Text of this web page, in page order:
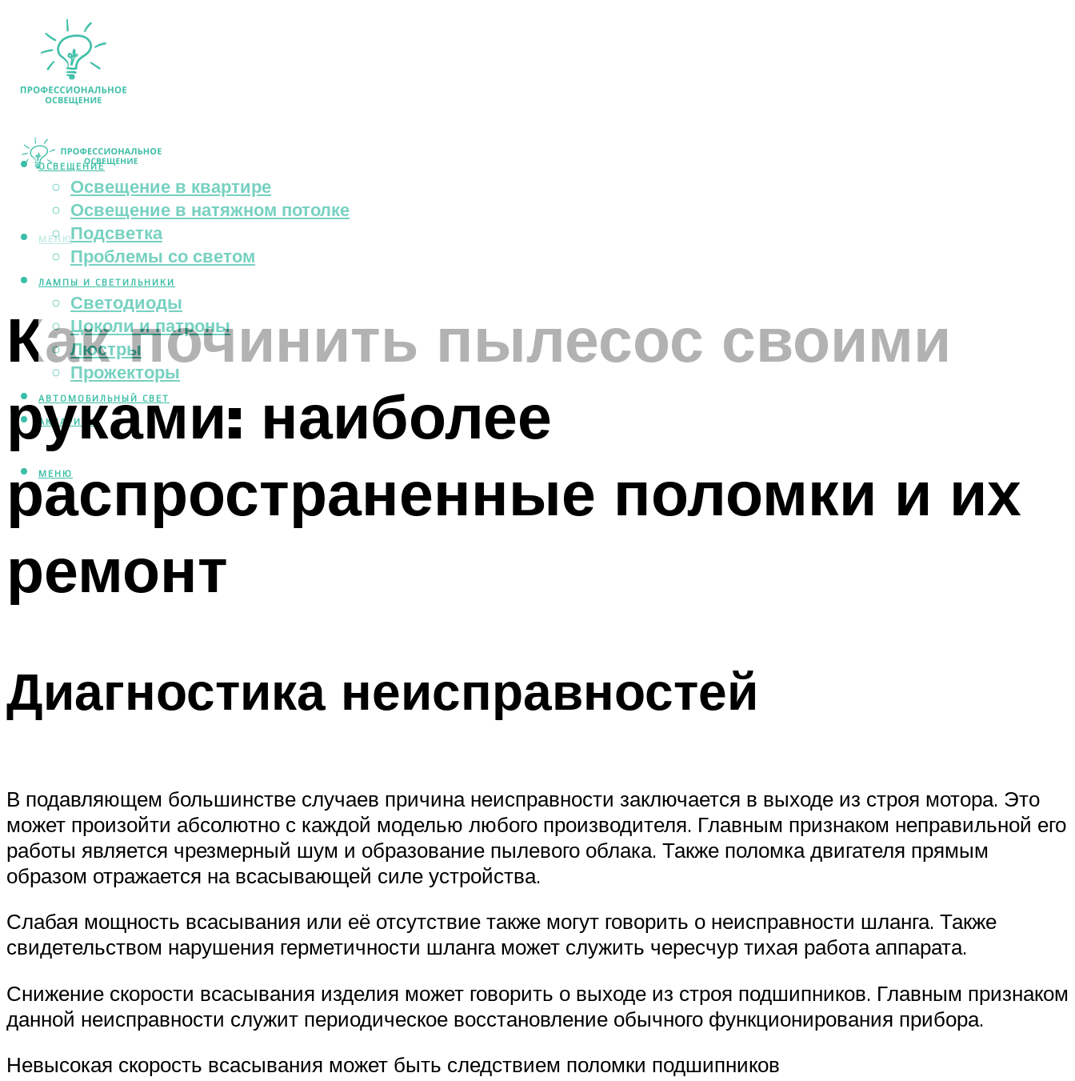
ОСВЕЩЕНИЕ
Освещение в квартире
Освещение в натяжном потолке
Подсветка
Проблемы со светом
ЛАМПЫ И СВЕТИЛЬНИКИ
Светодиоды
Цоколи и патроны
Люстры
Прожекторы
АВТОМОБИЛЬНЫЙ СВЕТ
АКВАРИУМ
МЕНЮ
МЕНЮ
Как починить пылесос своими
руками: наиболее
распространенные поломки и их
ремонт
Диагностика неисправностей
В подавляющем большинстве случаев причина неисправности заключается в выходе из строя мотора. Это
может произойти абсолютно с каждой моделью любого производителя. Главным признаком неправильной его
работы является чрезмерный шум и образование пылевого облака. Также поломка двигателя прямым
образом отражается на всасывающей силе устройства.
Слабая мощность всасывания или её отсутствие также могут говорить о неисправности шланга. Также
свидетельством нарушения герметичности шланга может служить чересчур тихая работа аппарата.
Снижение скорости всасывания изделия может говорить о выходе из строя подшипников. Главным признаком
данной неисправности служит периодическое восстановление обычного функционирования прибора.
Невысокая скорость всасывания может быть следствием поломки подшипников